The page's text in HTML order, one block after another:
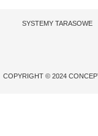
COPYRIGHT © 2024
SYSTEMY TARASOWE